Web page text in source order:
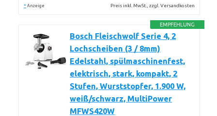
* Anzeige Preis inkl. MwSt., zzgl. Versandkosten
EMPFEHLUNG
Bosch Fleischwolf Serie 4, 2
Lochscheiben (3 / 8mm)
Edelstahl, spülmaschinenfest,
elektrisch, stark, kompakt, 2
Stufen, Wurststopfer, 1.900 W,
weiß/schwarz, MultiPower
MFWS420W